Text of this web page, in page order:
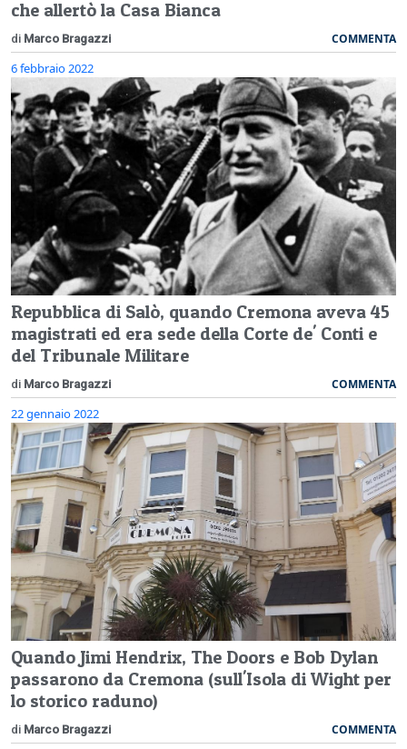
che allertò la Casa Bianca
di Marco Bragazzi COMMENTA
6 febbraio 2022
Repubblica di Salò, quando Cremona aveva 45
magistrati ed era sede della Corte de' Conti e
del Tribunale Militare
di Marco Bragazzi COMMENTA
22 gennaio 2022
Quando Jimi Hendrix, The Doors e Bob Dylan
passarono da Cremona (sull'Isola di Wight per
lo storico raduno)
di Marco Bragazzi COMMENTA